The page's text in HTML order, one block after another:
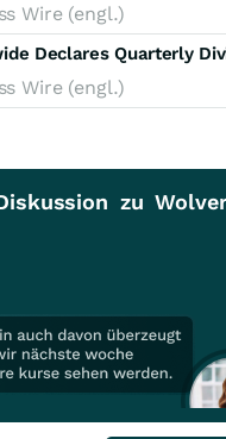
Wire (engl.)
Declares Quarterly
Wire (engl.)
zu